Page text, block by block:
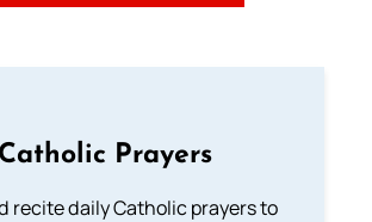
Catholic Prayers
recite daily Catholic prayers to